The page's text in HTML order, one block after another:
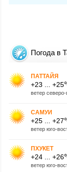
Погода в
ПАТТАЙЯ
+23 ...
ветер
САМУИ
+25 ...
ветер юго-
ПХУКЕТ
+24 ...
ветер юго-